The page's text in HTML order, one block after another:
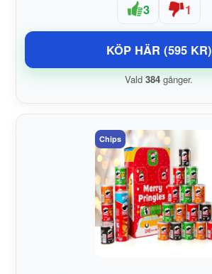
3 1
KÖP HÄR (595 KR)
Vald 384 gånger.
Chips